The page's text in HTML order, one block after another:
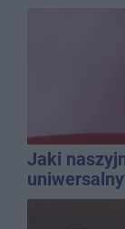
Jaki
wielu